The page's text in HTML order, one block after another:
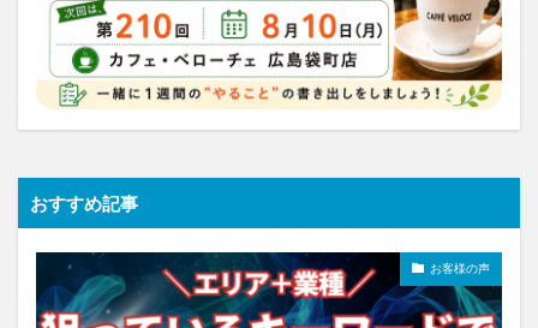
おすすめ記事
お客様の声